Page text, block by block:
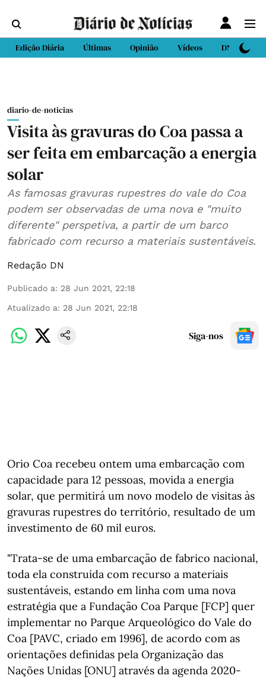
Edição Diária Últimas Opinião Vídeos DN Sport
diario-de-noticias
Visita às gravuras do Coa passa a
ser feita em embarcação a energia
solar
As famosas gravuras rupestres do vale do Coa
podem ser observadas de uma nova e "muito
diferente" perspetiva, a partir de um barco
fabricado com recurso a materiais sustentáveis.
Redação DN
Publicado a: 28 Jun 2021, 22:18
Atualizado a: 28 Jun 2021, 22:18
Siga-nos
Orio Coa recebeu ontem uma embarcação com
capacidade para 12 pessoas, movida a energia
solar, que permitirá um novo modelo de visitas às
gravuras rupestres do território, resultado de um
investimento de 60 mil euros.
"Trata-se de uma embarcação de fabrico nacional,
toda ela construída com recurso a materiais
sustentáveis, estando em linha com uma nova
estratégia que a Fundação Coa Parque [FCP] quer
implementar no Parque Arqueológico do Vale do
Coa [PAVC, criado em 1996], de acordo com as
orientações definidas pela Organização das
Nações Unidas [ONU] através da agenda 2020-